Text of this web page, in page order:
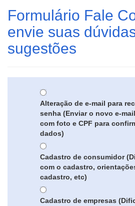
Formulário Fale
envie suas
sugestões
Alteração de e-mail para
senha (Enviar o novo e-
com foto e CPF para
dados)
Cadastro de consumidor
com o cadastro,
cadastro, etc)
Cadastro de empresas